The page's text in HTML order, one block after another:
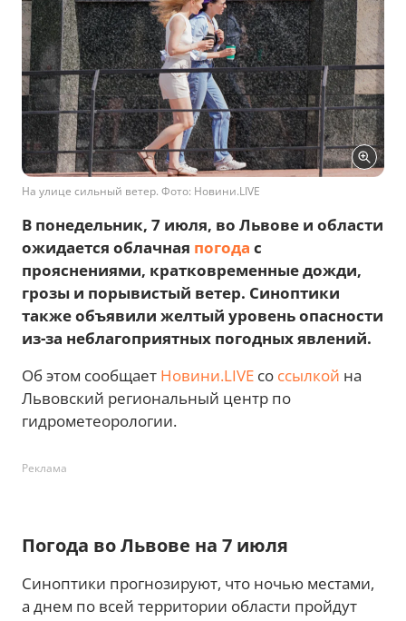
На улице сильный ветер. Фото: Новини.LIVE
В понедельник, 7 июля, во Львове и области
ожидается облачная погода с
прояснениями, кратковременные дожди,
грозы и порывистый ветер. Синоптики
также объявили желтый уровень опасности
из-за неблагоприятных погодных явлений.
Об этом сообщает Новини.LIVE со ссылкой на
Львовский региональный центр по
гидрометеорологии.
Реклама
Погода во Львове на 7 июля
Синоптики прогнозируют, что ночью местами,
а днем по всей территории области пройдут